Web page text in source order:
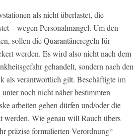
als nicht überlastet, die
– wegen Personalmangel. Um den
sollen die Quarantäneregeln für
werden. Es wird also nicht nach dem
gehandelt, sondern nach den
als verantwortlich gilt. Beschäftigte im
noch nicht näher bestimmten
arbeiten gehen dürfen und/oder die
werden. Wie genau will Rauch übers
präzise formulierten Verordnung“